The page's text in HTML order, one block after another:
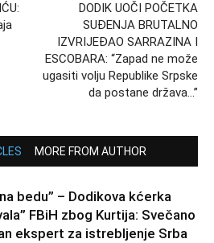
DODIK UOČI POČETKA
SUĐENJA BRUTALNO
IZVRIJEĐAO SARRAZINA I
ESCOBARA: “Zapad ne može
ugasiti volju Republike Srpske
da postane država…”
MORE FROM AUTHOR
bedu” – Dodikova kćerka
FBiH zbog Kurtija: Svečano
ekspert za istrebljenje Srba